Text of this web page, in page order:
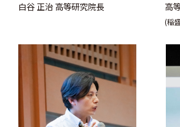
白谷 正治 高等研究院長 高
(稲